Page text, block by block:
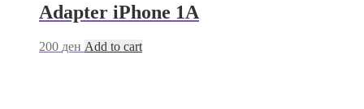
Adapter iPhone 1A
200 ден Add to cart